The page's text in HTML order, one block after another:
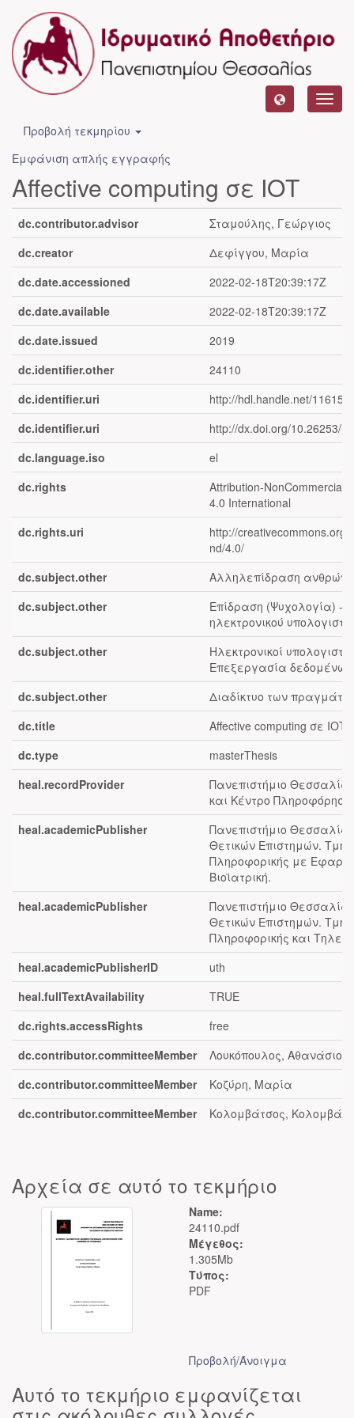
Προβολή τεκμηρίου
Εμφάνιση απλής εγγραφής
Affective computing σε ΙΟΤ
dc.contributor.advisor
Σταμούλης, Γεώργιος
dc.creator
Δεφίγγου, Μαρία
dc.date.accessioned
2022-02-18T20:39:17Z
dc.date.available
2022-02-18T20:39:17Z
dc.date.issued
2019
dc.identifier.other
24110
dc.identifier.uri
http://hdl.handle.net/11615/
dc.identifier.uri
http://dx.doi.org/10.26253/
dc.language.iso
el
dc.rights
Attribution-NonCommercial-
4.0 International
dc.rights.uri
http://creativecommons.org/
nd/4.0/
dc.subject.other
Αλληλεπίδραση
dc.subject.other
Επίδραση (Ψυχολογία) --
ηλεκτρονικού υπολογιστή
dc.subject.other
Ηλεκτρονικοί
Επεξεργασία δεδομένων
dc.subject.other
Διαδίκτυο των
dc.title
Affective computing σε ΙΟΤ
dc.type
masterThesis
heal.recordProvider
Πανεπιστήμιο
και Κέντρο
heal.academicPublisher
Πανεπιστήμιο
Θετικών Επιστημών.
Πληροφορικής με
Βιοϊατρική.
heal.academicPublisher
Πανεπιστήμιο
Θετικών Επιστημών.
Πληροφορικής και
heal.academicPublisherID
uth
heal.fullTextAvailability
TRUE
dc.rights.accessRights
free
dc.contributor.committeeMember
Λουκόπουλος, Αθανάσιος
dc.contributor.committeeMember
Κοζύρη, Μαρία
dc.contributor.committeeMember
Κολομβάτσος,
Αρχεία σε αυτό το τεκμήριο
Name:
24110.pdf
Μέγεθος:
1.305Mb
Τύπος:
PDF
Προβολή/Άνοιγμα
Αυτό το τεκμήριο εμφανίζεται